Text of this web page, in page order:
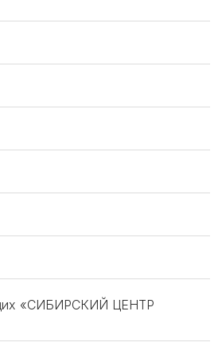
«СИБИРСКИЙ ЦЕНТР